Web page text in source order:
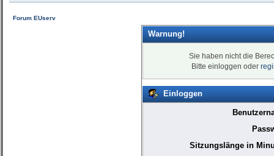
Forum EUserv
Warnung!
Sie haben nicht die
Bitte einloggen oder
Einloggen
Sitzungslänge in